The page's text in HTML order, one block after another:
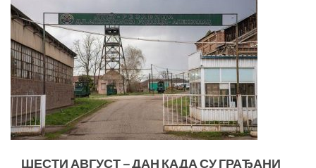
ШЕСТИ АВГУСТ – ДАН КАДА СУ ГРАЂАНИ